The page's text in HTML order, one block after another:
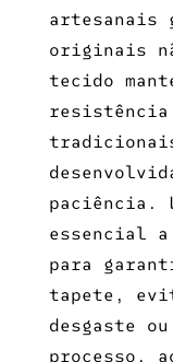
artesanais
originais
tecido
paciência.
essencial
para
tapete,
desgaste
processo,